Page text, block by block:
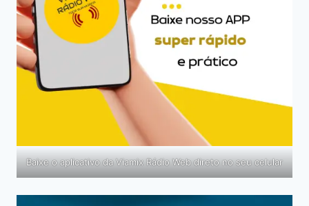
Baixe o aplicativo da Viamix Rádio Web direto no seu celular